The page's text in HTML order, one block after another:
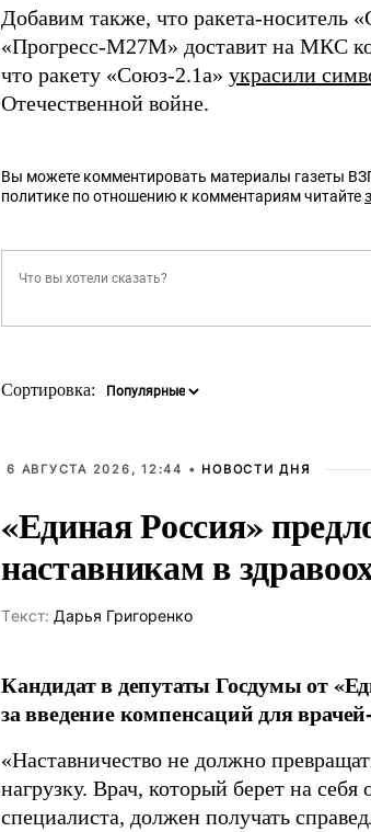
Добавим также, что ракета-носитель
«Прогресс-М27М» доставит на МКС
что ракету «Союз-2.1а» украсили
Отечественной войне.
Вы можете комментировать материалы газеты
политике по отношению к комментариям читайте
Сортировка:
6 АВГУСТА 2026, 12:44 • НОВОСТИ ДНЯ
«Единая Россия»
наставникам в
Tекст: Дарья Григоренко
Кандидат в депутаты Госдумы от
за введение компенсаций для
«Наставничество не должно
нагрузку. Врач, который берет на себя
специалиста, должен получать